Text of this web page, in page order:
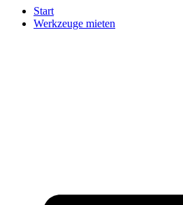
Start
Werkzeuge mieten